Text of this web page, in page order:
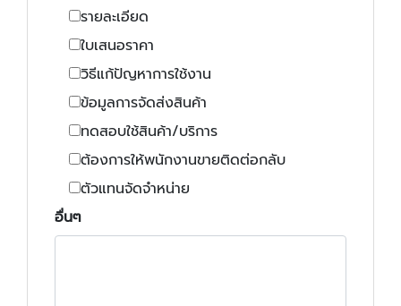
รายละเอียด
ใบเสนอราคา
วิธีแก้ปัญหาการใช้งาน
ข้อมูลการจัดส่งสินค้า
ทดสอบใช้สินค้า/บริการ
ต้องการให้พนักงานขายติดต่อกลับ
ตัวแทนจัดจำหน่าย
อื่นๆ